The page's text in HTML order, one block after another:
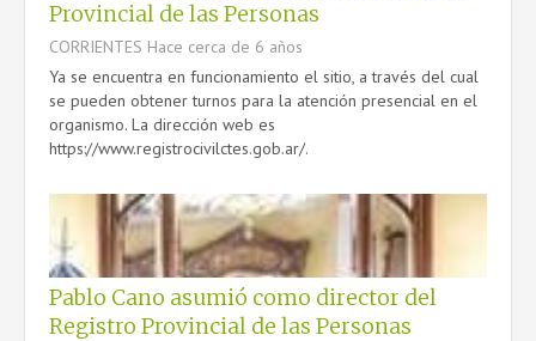
Provincial de las Personas
CORRIENTES Hace cerca de 6 años
Ya se encuentra en funcionamiento el sitio, a través del cual
se pueden obtener turnos para la atención presencial en el
organismo. La dirección web es
https://www.registrocivilctes.gob.ar/.
Pablo Cano asumió como director del
Registro Provincial de las Personas